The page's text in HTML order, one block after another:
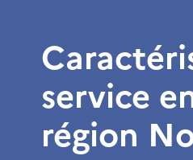
service
région